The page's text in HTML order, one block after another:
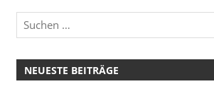
NEUESTE BEITRÄGE